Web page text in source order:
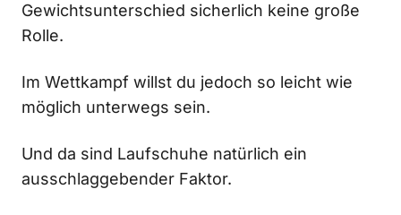
Gewichtsunterschied sicherlich keine große
Rolle.
Im Wettkampf willst du jedoch so leicht wie
möglich unterwegs sein.
Und da sind Laufschuhe natürlich ein
ausschlaggebender Faktor.